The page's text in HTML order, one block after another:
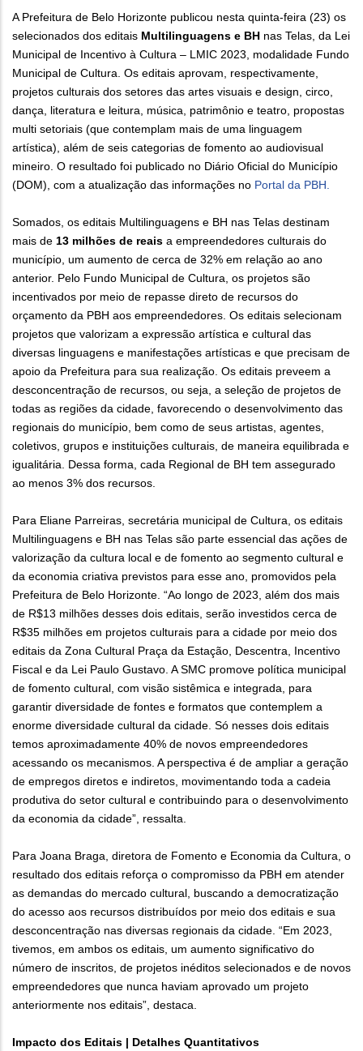
A Prefeitura de Belo Horizonte publicou nesta quinta-feira (23) os
selecionados dos editais Multilinguagens e BH nas Telas, da Lei
Municipal de Incentivo à Cultura – LMIC 2023, modalidade Fundo
Municipal de Cultura. Os editais aprovam, respectivamente,
projetos culturais dos setores das artes visuais e design, circo,
dança, literatura e leitura, música, patrimônio e teatro, propostas
multi setoriais (que contemplam mais de uma linguagem
artística), além de seis categorias de fomento ao audiovisual
mineiro. O resultado foi publicado no Diário Oficial do Município
(DOM), com a atualização das informações no Portal da PBH.
Somados, os editais Multilinguagens e BH nas Telas destinam
mais de 13 milhões de reais a empreendedores culturais do
município, um aumento de cerca de 32% em relação ao ano
anterior. Pelo Fundo Municipal de Cultura, os projetos são
incentivados por meio de repasse direto de recursos do
orçamento da PBH aos empreendedores. Os editais selecionam
projetos que valorizam a expressão artística e cultural das
diversas linguagens e manifestações artísticas e que precisam de
apoio da Prefeitura para sua realização. Os editais preveem a
desconcentração de recursos, ou seja, a seleção de projetos de
todas as regiões da cidade, favorecendo o desenvolvimento das
regionais do município, bem como de seus artistas, agentes,
coletivos, grupos e instituições culturais, de maneira equilibrada e
igualitária. Dessa forma, cada Regional de BH tem assegurado
ao menos 3% dos recursos.
Para Eliane Parreiras, secretária municipal de Cultura, os editais
Multilinguagens e BH nas Telas são parte essencial das ações de
valorização da cultura local e de fomento ao segmento cultural e
da economia criativa previstos para esse ano, promovidos pela
Prefeitura de Belo Horizonte. “Ao longo de 2023, além dos mais
de R$13 milhões desses dois editais, serão investidos cerca de
R$35 milhões em projetos culturais para a cidade por meio dos
editais da Zona Cultural Praça da Estação, Descentra, Incentivo
Fiscal e da Lei Paulo Gustavo. A SMC promove política municipal
de fomento cultural, com visão sistêmica e integrada, para
garantir diversidade de fontes e formatos que contemplem a
enorme diversidade cultural da cidade. Só nesses dois editais
temos aproximadamente 40% de novos empreendedores
acessando os mecanismos. A perspectiva é de ampliar a geração
de empregos diretos e indiretos, movimentando toda a cadeia
produtiva do setor cultural e contribuindo para o desenvolvimento
da economia da cidade”, ressalta.
Para Joana Braga, diretora de Fomento e Economia da Cultura, o
resultado dos editais reforça o compromisso da PBH em atender
as demandas do mercado cultural, buscando a democratização
do acesso aos recursos distribuídos por meio dos editais e sua
desconcentração nas diversas regionais da cidade. “Em 2023,
tivemos, em ambos os editais, um aumento significativo do
número de inscritos, de projetos inéditos selecionados e de novos
empreendedores que nunca haviam aprovado um projeto
anteriormente nos editais”, destaca.
Impacto dos Editais | Detalhes Quantitativos